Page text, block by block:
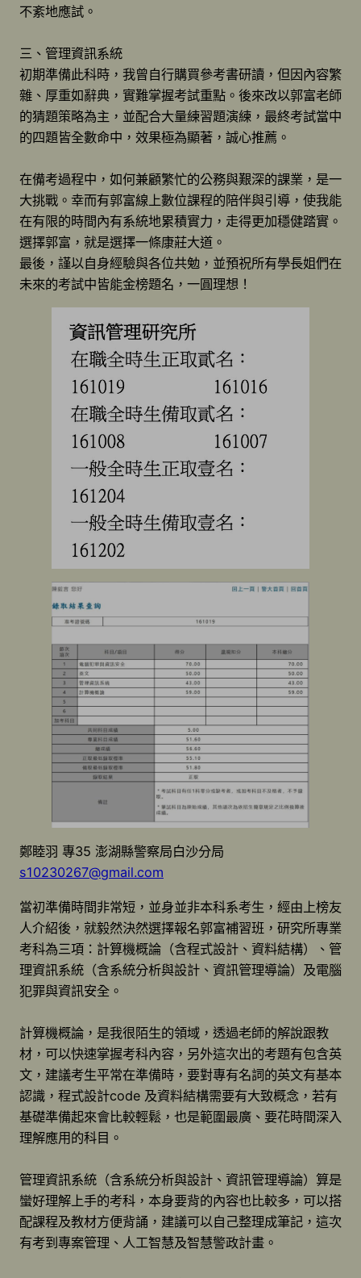
不紊地應試。
三、管理資訊系統
初期準備此科時，我曾自行購買參考書研讀，但因內容繁
雜、厚重如辭典，實難掌握考試重點。後來改以郭富老師
的猜題策略為主，並配合大量練習題演練，最終考試當中
的四題皆全數命中，效果極為顯著，誠心推薦。
在備考過程中，如何兼顧繁忙的公務與艱深的課業，是一
大挑戰。幸而有郭富線上數位課程的陪伴與引導，使我能
在有限的時間內有系統地累積實力，走得更加穩健踏實。
選擇郭富，就是選擇一條康莊大道。
最後，謹以自身經驗與各位共勉，並預祝所有學長姐們在
未來的考試中皆能金榜題名，一圓理想！
鄭睦羽 專35 澎湖縣警察局白沙分局
s10230267@gmail.com
當初準備時間非常短，並身並非本科系考生，經由上榜友
人介紹後，就毅然決然選擇報名郭富補習班，研究所專業
考科為三項：計算機概論（含程式設計、資料結構）、管
理資訊系統（含系統分析與設計、資訊管理導論）及電腦
犯罪與資訊安全。
計算機概論，是我很陌生的領域，透過老師的解說跟教
材，可以快速掌握考科內容，另外這次出的考題有包含英
文，建議考生平常在準備時，要對專有名詞的英文有基本
認識，程式設計code 及資料結構需要有大致概念，若有
基礎準備起來會比較輕鬆，也是範圍最廣、要花時間深入
理解應用的科目。
管理資訊系統（含系統分析與設計、資訊管理導論）算是
蠻好理解上手的考科，本身要背的內容也比較多，可以搭
配課程及教材方便背誦，建議可以自己整理成筆記，這次
有考到專案管理、人工智慧及智慧警政計畫。